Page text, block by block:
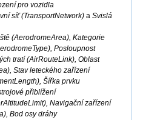
pro vozidla
síť (TransportNetwork) a Svislá
(AerodromeArea), Kategorie
Posloupnost
tratí (AirRouteLink), Oblast
Stav leteckého zařízení
Šířka prvku
přiblížení
Navigační zařízení
Bod osy dráhy